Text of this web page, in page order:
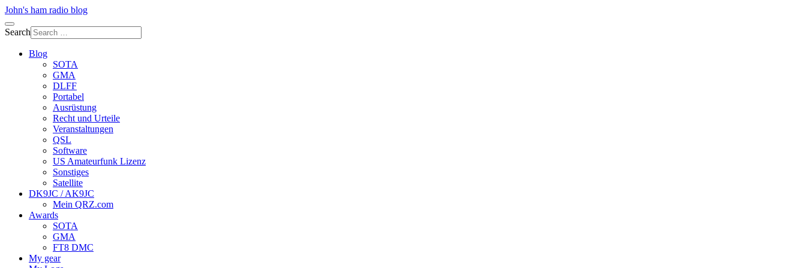
John's ham radio blog
Search
Blog
SOTA
GMA
DLFF
Portabel
Ausrüstung
Recht und Urteile
Veranstaltungen
QSL
Software
US Amateurfunk Lizenz
Sonstiges
Satellite
DK9JC / AK9JC
Mein QRZ.com
Awards
SOTA
GMA
FT8 DMC
My gear